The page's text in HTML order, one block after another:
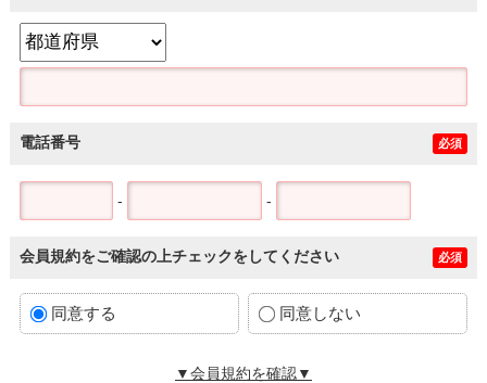
電話番号 必須
- -
会員規約をご確認の上チェックをしてください 必須
同意する 同意しない
▼会員規約を確認▼